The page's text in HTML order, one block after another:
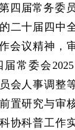
四届常务委
二十届四中
会议精神，
常委会
会人事调整
置研究与审
协科普工作